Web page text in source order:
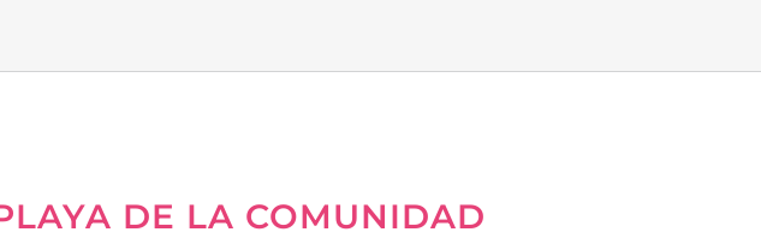
DE LA COMUNIDAD